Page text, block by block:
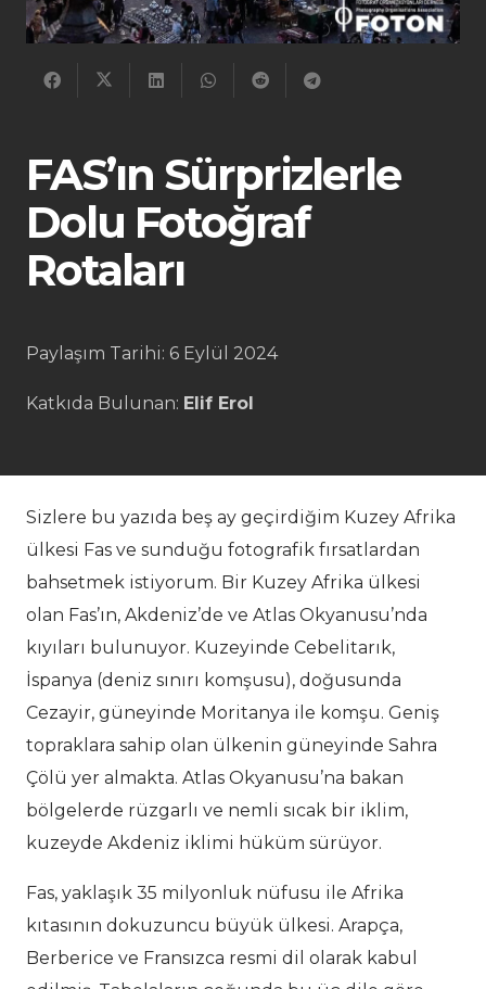
FAS’ın Sürprizlerle
Dolu Fotoğraf
Rotaları
Paylaşım Tarihi: 6 Eylül 2024
Katkıda Bulunan: Elif Erol
Sizlere bu yazıda beş ay geçirdiğim Kuzey Afrika
ülkesi Fas ve sunduğu fotografik fırsatlardan
bahsetmek istiyorum. Bir Kuzey Afrika ülkesi
olan Fas’ın, Akdeniz’de ve Atlas Okyanusu’nda
kıyıları bulunuyor. Kuzeyinde Cebelitarık,
İspanya (deniz sınırı komşusu), doğusunda
Cezayir, güneyinde Moritanya ile komşu. Geniş
topraklara sahip olan ülkenin güneyinde Sahra
Çölü yer almakta. Atlas Okyanusu’na bakan
bölgelerde rüzgarlı ve nemli sıcak bir iklim,
kuzeyde Akdeniz iklimi hüküm sürüyor.
Fas, yaklaşık 35 milyonluk nüfusu ile Afrika
kıtasının dokuzuncu büyük ülkesi. Arapça,
Berberice ve Fransızca resmi dil olarak kabul